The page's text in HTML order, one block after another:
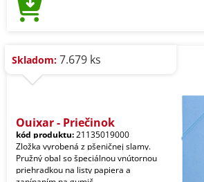
Skladom: 7.679 ks
Quixar - Priečinok
kód produktu:21135019000
Zložka vyrobená z pšeničnej slamy.
Pružný obal so špeciálnou vnútornou
priehradkou na listy papiera a